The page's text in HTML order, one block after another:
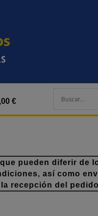
€
pueden diferir de
así como
recepción del